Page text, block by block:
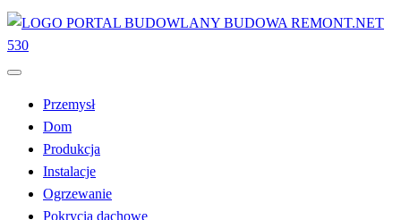
BUDOWA – REMONT
Przemysł
Dom
Produkcja
Instalacje
Ogrzewanie
Pokrycia dachowe